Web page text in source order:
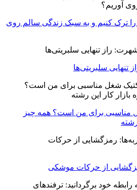
ترک کنیم و به سبک زندگی سالم روی
سلبریتی‌ها
مناسبی برای من است؟ همه چیز
رشته
از حرکات موشکی